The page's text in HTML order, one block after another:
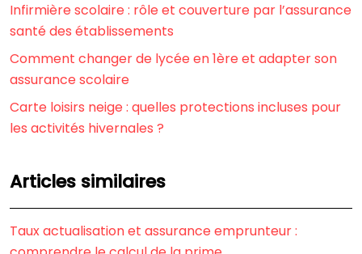
Infirmière scolaire : rôle et couverture par l’assurance
santé des établissements
Comment changer de lycée en 1ère et adapter son
assurance scolaire
Carte loisirs neige : quelles protections incluses pour
les activités hivernales ?
Articles similaires
Taux actualisation et assurance emprunteur :